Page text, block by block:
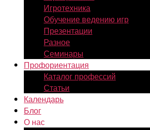
Игротехника
Обучение ведению игр
Презентации
Разное
Семинары
Профориентация
Каталог профессий
Статьи
Календарь
Блог
О нас